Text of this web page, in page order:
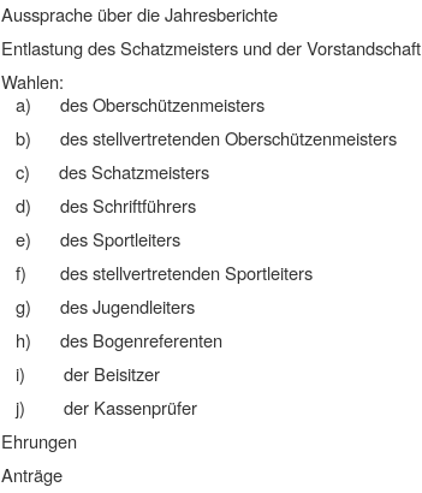
Aussprache über die Jahresberichte
Entlastung des Schatzmeisters und der Vorstandschaft
Wahlen:
a)
des Oberschützenmeisters
b)
des stellvertretenden Oberschützenmeisters
c)
des Schatzmeisters
d)
des Schriftführers
e)
des Sportleiters
f)
des stellvertretenden Sportleiters
g)
des Jugendleiters
h)
des Bogenreferenten
i)
der Beisitzer
j)
der Kassenprüfer
Ehrungen
Anträge